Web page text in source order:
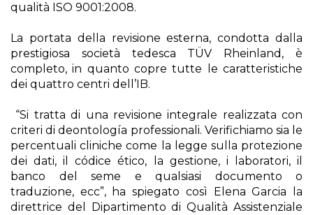
qualità ISO 9001:2008.
La portata della revisione esterna, condotta dalla
prestigiosa società tedesca TÜV Rheinland, è
completo, in quanto copre tutte le caratteristiche
dei quattro centri dell’IB.
“Si tratta di una revisione integrale realizzata con
criteri di deontología professionali. Verifichiamo sia le
percentuali cliniche come la legge sulla protezione
dei dati, il códice ético, la gestione, i laboratori, il
banco del seme e qualsiasi documento o
traduzione, ecc”, ha spiegato così Elena Garcia la
direttrice del Dipartimento di Qualità Assistenziale